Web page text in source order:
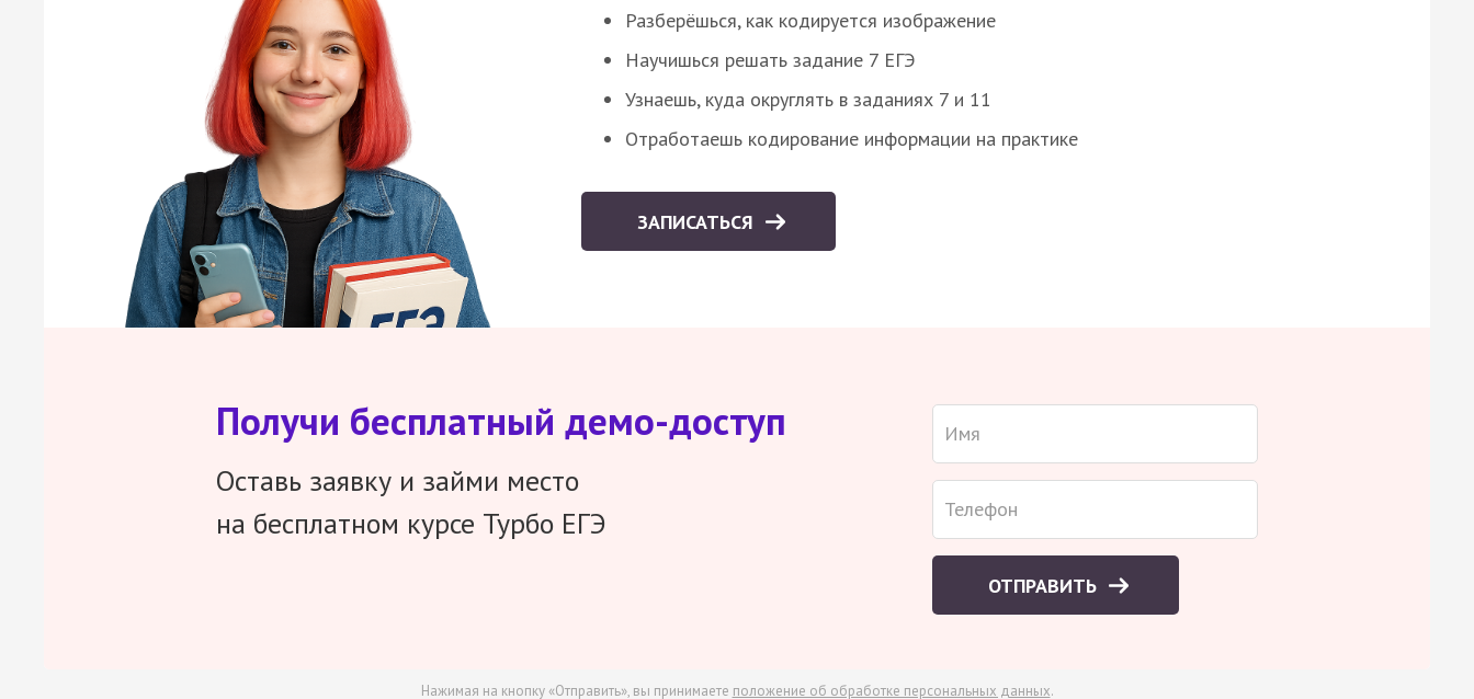
Разберёшься, как кодируется изображение
Научишься решать задание 7 ЕГЭ
Узнаешь, куда округлять в заданиях 7 и 11
Отработаешь кодирование информации на практике
ЗАПИСАТЬСЯ
Получи бесплатный демо-доступ
Оставь заявку и займи место
на бесплатном курсе Турбо ЕГЭ
ОТПРАВИТЬ
Нажимая на кнопку «Отправить», вы принимаете положение об обработке персональных данных.